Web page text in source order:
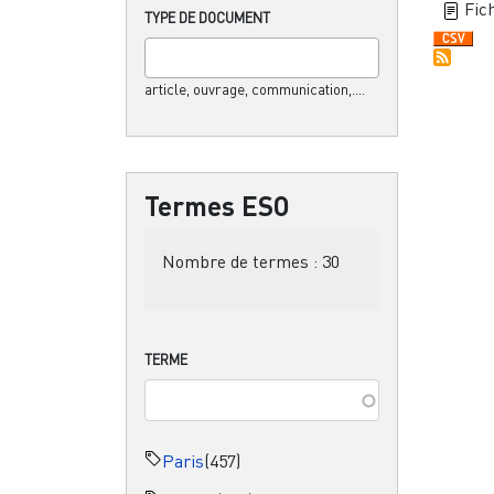
TYPE DE DOCUMENT
article, ouvrage, communication,....
Termes ESO
Nombre de termes : 30
TERME
Paris(457)